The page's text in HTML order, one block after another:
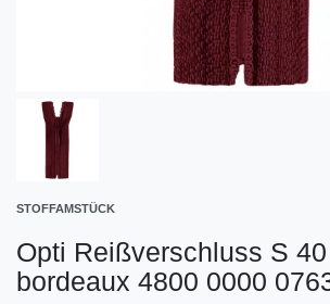
STOFFAMSTÜCK
Opti Reißverschluss S
bordeaux 4800 0000